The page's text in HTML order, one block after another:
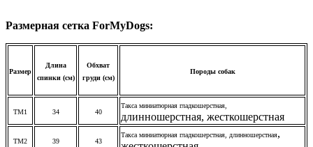
Размерная сетка ForMyDogs:
Размер
Длина
спинки (см)
Обхват
груди (см)
Породы собак
ТМ1 34 40
Такса миниатюрная гладкошерстная,
длинношерстная, жесткошерстная
ТМ2 39 43
Такса миниатюрная гладкошерстная, длинношерстная,